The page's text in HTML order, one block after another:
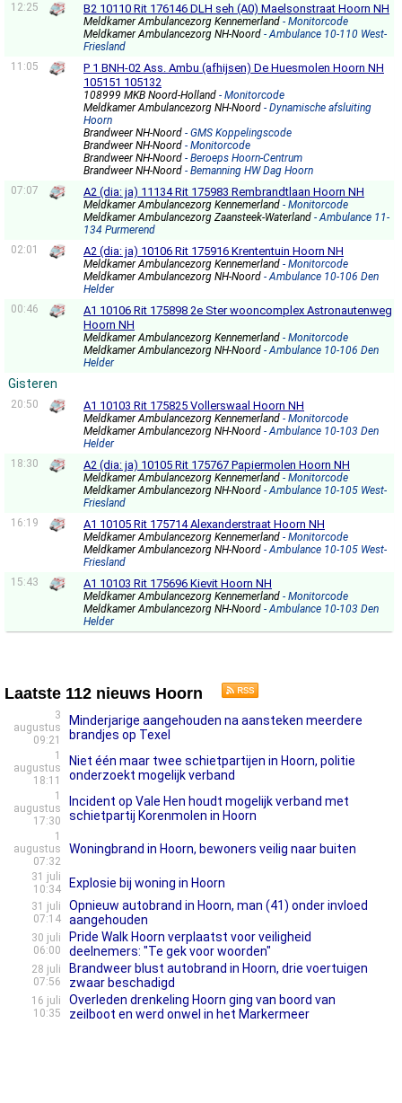
12:25
B2 10110 Rit 176146 DLH seh (A0) Maelsonstraat Hoorn NH
Meldkamer Ambulancezorg Kennemerland - Monitorcode
Meldkamer Ambulancezorg NH-Noord - Ambulance 10-110 West-
Friesland
11:05
P 1 BNH-02 Ass. Ambu (afhijsen) De Huesmolen Hoorn NH
105151 105132
108999 MKB Noord-Holland - Monitorcode
Meldkamer Ambulancezorg NH-Noord - Dynamische afsluiting
Hoorn
Brandweer NH-Noord - GMS Koppelingscode
Brandweer NH-Noord - Monitorcode
Brandweer NH-Noord - Beroeps Hoorn-Centrum
Brandweer NH-Noord - Bemanning HW Dag Hoorn
07:07
A2 (dia: ja) 11134 Rit 175983 Rembrandtlaan Hoorn NH
Meldkamer Ambulancezorg Kennemerland - Monitorcode
Meldkamer Ambulancezorg Zaansteek-Waterland - Ambulance 11-
134 Purmerend
02:01
A2 (dia: ja) 10106 Rit 175916 Krententuin Hoorn NH
Meldkamer Ambulancezorg Kennemerland - Monitorcode
Meldkamer Ambulancezorg NH-Noord - Ambulance 10-106 Den
Helder
00:46
A1 10106 Rit 175898 2e Ster wooncomplex Astronautenweg
Hoorn NH
Meldkamer Ambulancezorg Kennemerland - Monitorcode
Meldkamer Ambulancezorg NH-Noord - Ambulance 10-106 Den
Helder
Gisteren
20:50 A1 10103 Rit 175825 Vollerswaal Hoorn NH
Meldkamer Ambulancezorg Kennemerland - Monitorcode
Meldkamer Ambulancezorg NH-Noord - Ambulance 10-103 Den
Helder
18:30
A2 (dia: ja) 10105 Rit 175767 Papiermolen Hoorn NH
Meldkamer Ambulancezorg Kennemerland - Monitorcode
Meldkamer Ambulancezorg NH-Noord - Ambulance 10-105 West-
Friesland
16:19
A1 10105 Rit 175714 Alexanderstraat Hoorn NH
Meldkamer Ambulancezorg Kennemerland - Monitorcode
Meldkamer Ambulancezorg NH-Noord - Ambulance 10-105 West-
Friesland
15:43
A1 10103 Rit 175696 Kievit Hoorn NH
Meldkamer Ambulancezorg Kennemerland - Monitorcode
Meldkamer Ambulancezorg NH-Noord - Ambulance 10-103 Den
Helder
Laatste 112 nieuws Hoorn
3
augustus
09:21
Minderjarige aangehouden na aansteken meerdere
brandjes op Texel
1
augustus
18:11
Niet één maar twee schietpartijen in Hoorn, politie
onderzoekt mogelijk verband
1
augustus
17:30
Incident op Vale Hen houdt mogelijk verband met
schietpartij Korenmolen in Hoorn
1
augustus
07:32
Woningbrand in Hoorn, bewoners veilig naar buiten
31 juli
10:34
Explosie bij woning in Hoorn
31 juli
07:14
Opnieuw autobrand in Hoorn, man (41) onder invloed
aangehouden
30 juli
06:00
Pride Walk Hoorn verplaatst voor veiligheid
deelnemers: "Te gek voor woorden"
28 juli
07:56
Brandweer blust autobrand in Hoorn, drie voertuigen
zwaar beschadigd
16 juli
10:35
Overleden drenkeling Hoorn ging van boord van
zeilboot en werd onwel in het Markermeer